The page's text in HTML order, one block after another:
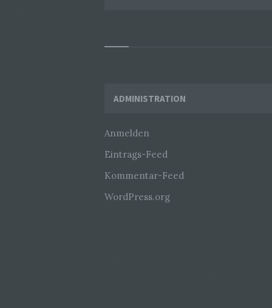
Widgets
ADMINISTRATION
Anmelden
Eintrags-Feed
Kommentar-Feed
WordPress.org